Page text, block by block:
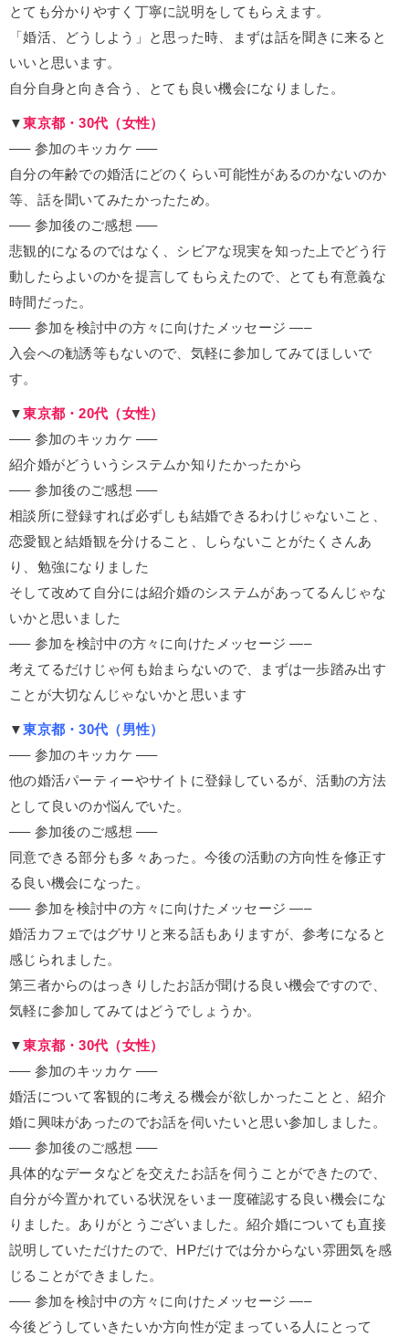
とても分かりやすく丁寧に説明をしてもらえます。
「婚活、どうしよう」と思った時、まずは話を聞きに来ると
いいと思います。
自分自身と向き合う、とても良い機会になりました。
▼東京都・30代（女性）
—– 参加のキッカケ —–
自分の年齢での婚活にどのくらい可能性があるのかないのか
等、話を聞いてみたかったため。
—– 参加後のご感想 —–
悲観的になるのではなく、シビアな現実を知った上でどう行
動したらよいのかを提言してもらえたので、とても有意義な
時間だった。
—– 参加を検討中の方々に向けたメッセージ —–
入会への勧誘等もないので、気軽に参加してみてほしいで
す。
▼東京都・20代（女性）
—– 参加のキッカケ —–
紹介婚がどういうシステムか知りたかったから
—– 参加後のご感想 —–
相談所に登録すれば必ずしも結婚できるわけじゃないこと、
恋愛観と結婚観を分けること、しらないことがたくさんあ
り、勉強になりました
そして改めて自分には紹介婚のシステムがあってるんじゃな
いかと思いました
—– 参加を検討中の方々に向けたメッセージ —–
考えてるだけじゃ何も始まらないので、まずは一歩踏み出す
ことが大切なんじゃないかと思います
▼東京都・30代（男性）
—– 参加のキッカケ —–
他の婚活パーティーやサイトに登録しているが、活動の方法
として良いのか悩んでいた。
—– 参加後のご感想 —–
同意できる部分も多々あった。今後の活動の方向性を修正す
る良い機会になった。
—– 参加を検討中の方々に向けたメッセージ —–
婚活カフェではグサリと来る話もありますが、参考になると
感じられました。
第三者からのはっきりしたお話が聞ける良い機会ですので、
気軽に参加してみてはどうでしょうか。
▼東京都・30代（女性）
—– 参加のキッカケ —–
婚活について客観的に考える機会が欲しかったことと、紹介
婚に興味があったのでお話を伺いたいと思い参加しました。
—– 参加後のご感想 —–
具体的なデータなどを交えたお話を伺うことができたので、
自分が今置かれている状況をいま一度確認する良い機会にな
りました。ありがとうございました。紹介婚についても直接
説明していただけたので、HPだけでは分からない雰囲気を感
じることができました。
—– 参加を検討中の方々に向けたメッセージ —–
今後どうしていきたいか方向性が定まっている人にとって